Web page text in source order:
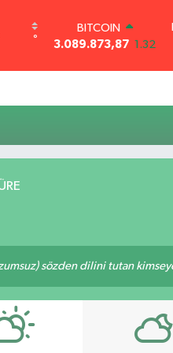
°
BITCOIN
3.089.873,87 1.32
64,1581 0.16
GRAM ALTIN
sözden dilini tutan